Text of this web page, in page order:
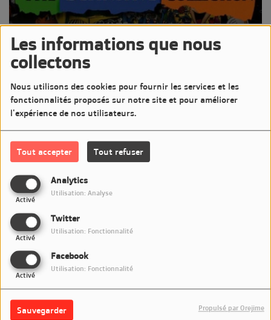
Les informations que nous
collectons
Nous utilisons des cookies pour fournir les services et les
fonctionnalités proposés sur notre site et pour améliorer
l'expérience de nos utilisateurs.
Tout accepter Tout refuser
Analytics
Activé
Utilisation: Analyse
Twitter
Activé
Utilisation: Fonctionnalité
Facebook
Activé
Utilisation: Fonctionnalité
Sauvegarder Propulsé par Orejime
11 MAI 2026 - 1089 VUES
Écouter le podcast
Épisode #808 de la chronique Un Jour Un Disque de Jean-Luc
CATURLA
Commentaires(0)
SE CONNECTER